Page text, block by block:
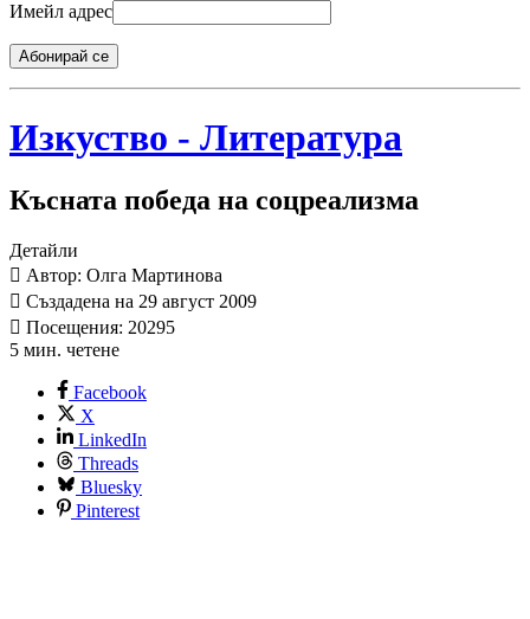
Имейл адрес
Абонирай се
Изкуство - Литература
Късната победа на соцреализма
Детайли
Автор: Олга Мартинова
Създадена на 29 август 2009
Посещения: 20295
5 мин. четене
Facebook
X
LinkedIn
Threads
Bluesky
Pinterest